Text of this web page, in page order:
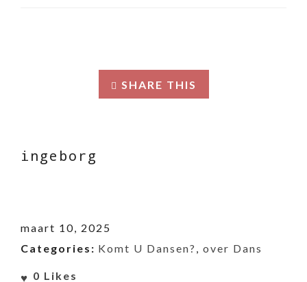
SHARE THIS
ingeborg
maart 10, 2025
Categories: Komt U Dansen? , over Dans
0 Likes